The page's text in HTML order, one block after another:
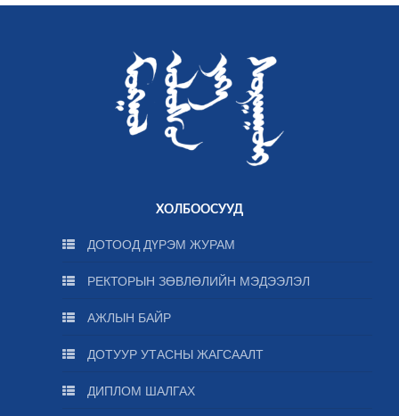
ХОЛБООСУУД
ДОТООД ДҮРЭМ ЖУРАМ
РЕКТОРЫН ЗӨВЛӨЛИЙН МЭДЭЭЛЭЛ
АЖЛЫН БАЙР
ДОТУУР УТАСНЫ ЖАГСААЛТ
ДИПЛОМ ШАЛГАХ